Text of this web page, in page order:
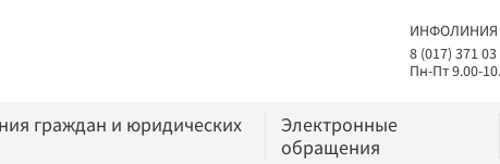
ИНФОЛИНИЯ
8 (017) 371 03
Пн-Пт 9.00-
граждан и юридических
Электронные
обращения